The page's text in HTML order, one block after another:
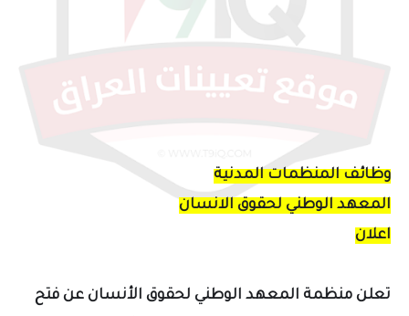
وظائف المنظمات المدنية
المعهد الوطني لحقوق الانسان
اعلان
تعلن منظمة المعهد الوطني لحقوق الأنسان عن فتح